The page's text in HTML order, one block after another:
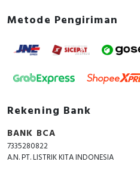
Metode Pengiriman
Rekening Bank
BANK BCA
7335280822
A.N. PT. LISTRIK KITA INDONESIA